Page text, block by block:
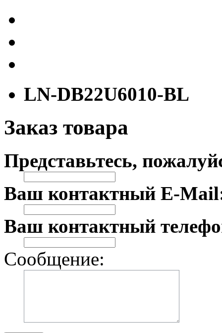
LN-DB22U6010-BL
Заказ товара
Представьтесь,
Ваш контактный E-
Ваш контактный
Сообщение: